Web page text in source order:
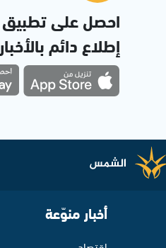
احصل على
إطلاع دائم
أخبار منوّعة